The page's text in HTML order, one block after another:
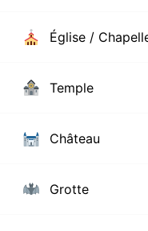
Église /
Temple
Château
Grotte